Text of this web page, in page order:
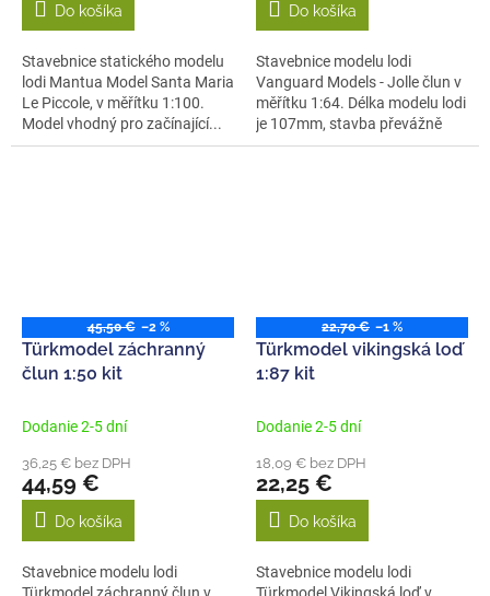
Do košíka
Stavebnice statického modelu
lodi Mantua Model Santa Maria
Le Piccole, v měřítku 1:100.
Model vhodný pro začínající...
Do košíka
Stavebnice modelu lodi
Vanguard Models - Jolle člun v
měřítku 1:64. Délka modelu lodi
je 107mm, stavba převážně
ze...
45,50 € –2 %
Türkmodel záchranný
člun 1:50 kit
Dodanie 2-5 dní
36,25 € bez DPH
44,59 €
Do košíka
Stavebnice modelu lodi
22,70 € –1 %
Türkmodel vikingská loď
1:87 kit
Dodanie 2-5 dní
18,09 € bez DPH
22,25 €
Do košíka
Stavebnice modelu lodi